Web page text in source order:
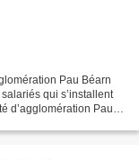
Pau Béarn
qui s’installent
d’agglomération Pau